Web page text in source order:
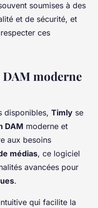
soumises à des
et de sécurité, et
ces
moderne
disponibles, Timly se
DAM moderne et
aux besoins
médias, ce logiciel
avancées pour
.
qui facilite la